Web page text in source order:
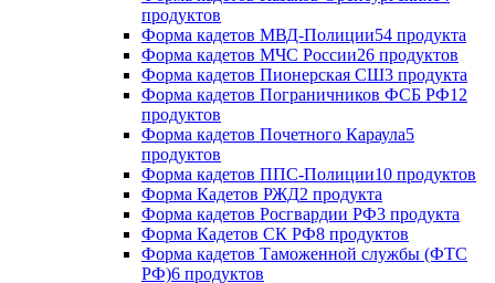
продуктов
Форма кадетов МВД-Полиции54 продукта
Форма кадетов МЧС России26 продуктов
Форма кадетов Пионерская СШ3 продукта
Форма кадетов Пограничников ФСБ РФ12
продуктов
Форма кадетов Почетного Караула5
продуктов
Форма кадетов ППС-Полиции10 продуктов
Форма Кадетов РЖД2 продукта
Форма кадетов Росгвардии РФ3 продукта
Форма Кадетов СК РФ8 продуктов
Форма кадетов Таможенной службы (ФТС
РФ)6 продуктов